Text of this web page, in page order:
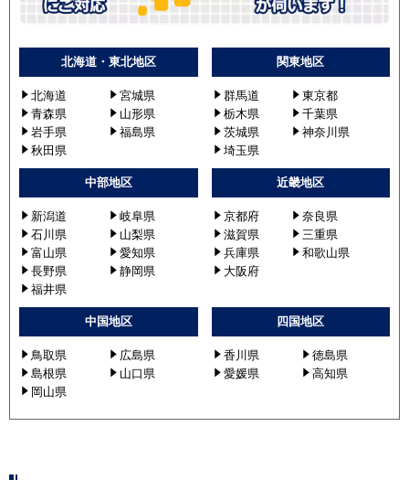
北海道・東北地区
北海道
宮城県
青森県
山形県
岩手県
福島県
秋田県
関東地区
群馬道
東京都
栃木県
千葉県
茨城県
神奈川県
埼玉県
中部地区
新潟道
岐阜県
石川県
山梨県
富山県
愛知県
長野県
静岡県
福井県
近畿地区
京都府
奈良県
滋賀県
三重県
兵庫県
和歌山県
大阪府
中国地区
鳥取県
広島県
島根県
山口県
岡山県
四国地区
香川県
徳島県
愛媛県
高知県